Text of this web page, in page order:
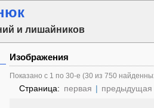
и лишайников
Изображения
Показано с 1 по 30-е (30 из 750
Страница: первая | предыдущая